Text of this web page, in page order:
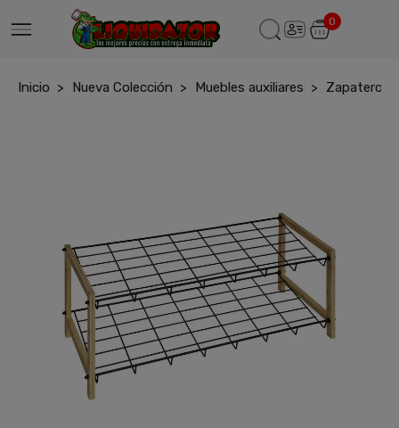
0
Inicio Nueva Colección Muebles auxiliares Zapatero 2